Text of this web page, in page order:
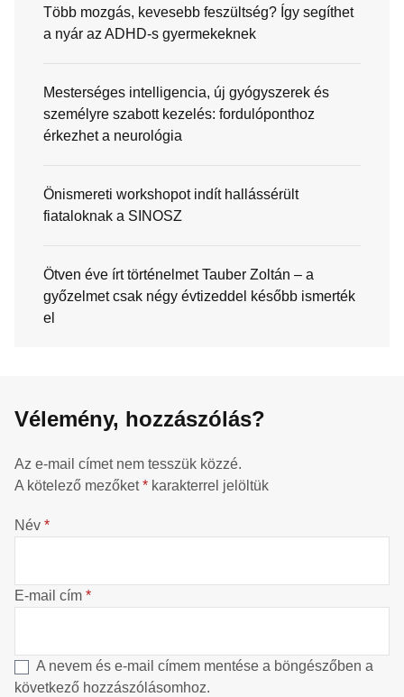
Több mozgás, kevesebb feszültség? Így segíthet
a nyár az ADHD-s gyermekeknek
Mesterséges intelligencia, új gyógyszerek és
személyre szabott kezelés: fordulóponthoz
érkezhet a neurológia
Önismereti workshopot indít hallássérült
fiataloknak a SINOSZ
Ötven éve írt történelmet Tauber Zoltán – a
győzelmet csak négy évtizeddel később ismerték
el
Vélemény, hozzászólás?
Az e-mail címet nem tesszük közzé.
A kötelező mezőket* karakterrel jelöltük
Név *
E-mail cím *
A nevem és e-mail címem mentése a böngészőben a
következő hozzászólásomhoz.